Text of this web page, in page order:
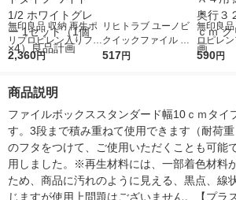
無印良品 収納 再生ポ
リプロピレン入りファ
イルボックス スタン
セット（1個×4）良品
計画
2,360円
リヒトラブ ユーノビ
クイックファイル 白
F-577-0 シロ 1冊
517円
無印良
ロピレ
クス ス
590円
商品説明
ファイルボックススタンダード幅10ｃｍタイ
す。3段まで積み重ねて使用できます（耐荷
のフタをつけて、ご使用いただくことも可能
用しました。※再生材料には、一部着色材料
ため、商品に汚れのように見える、黒点、線
じますが使用上問題はございません。【プラ